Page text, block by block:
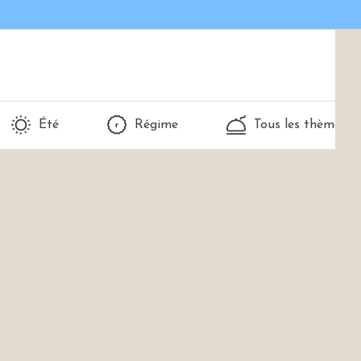
Été Régime Tous les thèmes